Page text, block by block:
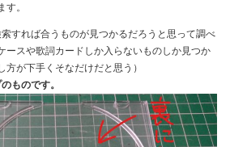
。
すれば合うものが見つかるだろうと思って調べ
ースや歌詞カードしか入らないものしか見つか
方が下手くそなだけだと思う）
ものです。